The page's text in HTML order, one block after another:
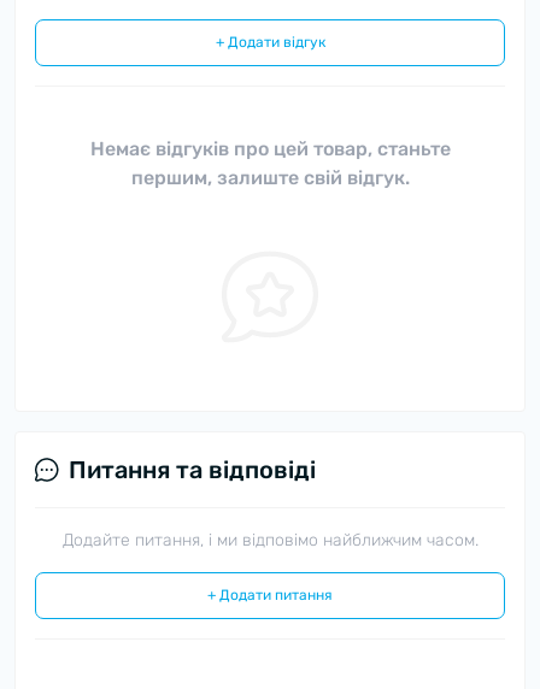
+ Додати відгук
Немає відгуків про цей товар, станьте
першим, залиште свій відгук.
Питання та відповіді
Додайте питання, і ми відповімо найближчим часом.
+ Додати питання